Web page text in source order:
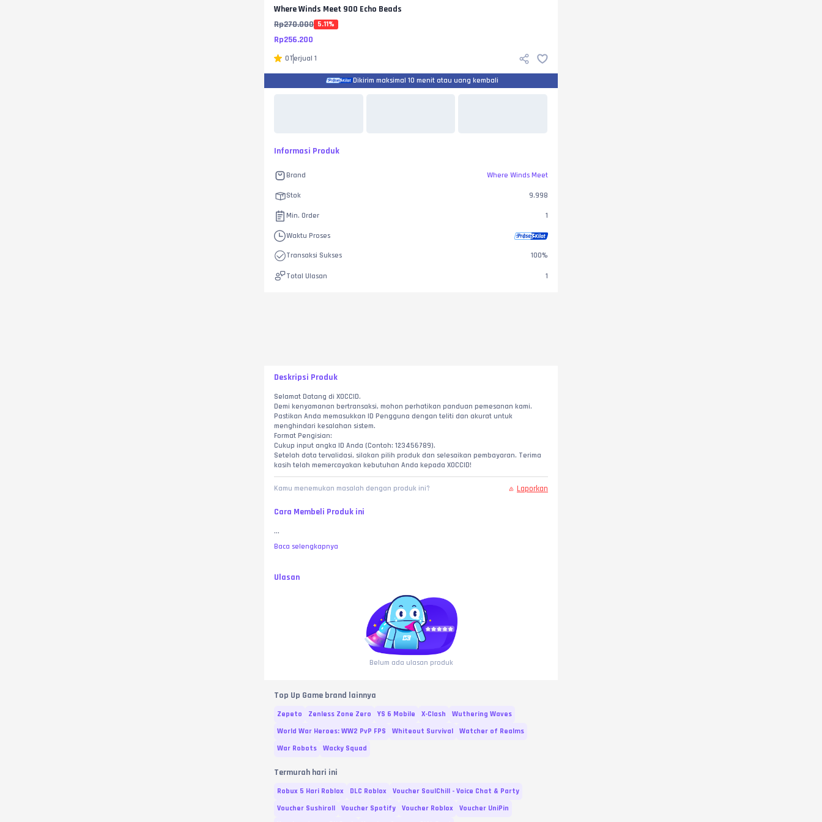
Where Winds Meet 900 Echo Beads
Rp270.000 5.11%
Rp256.200
0Terjual 1
Dikirim maksimal 10 menit atau uang kembali
Informasi Produk
Brand Where Winds Meet
Stok 9.998
Min. Order 1
Waktu Proses
Transaksi Sukses 100%
Total Ulasan 1
Deskripsi Produk
Selamat Datang di XOCCID.
Demi kenyamanan bertransaksi, mohon perhatikan panduan pemesanan kami.
Pastikan Anda memasukkan ID Pengguna dengan teliti dan akurat untuk
menghindari kesalahan sistem.
Format Pengisian:
Cukup input angka ID Anda (Contoh: 123456789).
Setelah data tervalidasi, silakan pilih produk dan selesaikan pembayaran. Terima
kasih telah memercayakan kebutuhan Anda kepada XOCCID!
Kamu menemukan masalah dengan produk ini? Laporkan
Cara Membeli Produk ini
...
Baca selengkapnya
Ulasan
Belum ada ulasan produk
Top Up Game brand lainnya
Zepeto Zenless Zone Zero YS 6 Mobile X-Clash
Wuthering Waves
World War Heroes: WW2 PvP FPS
Whiteout Survival
Watcher of Realms
War Robots
Wacky Squad
Termurah hari ini
Robux 5 Hari Roblox DLC Roblox
Voucher SoulChill - Voice Chat & Party
Voucher Sushiroll
Voucher Spotify Voucher Roblox
Voucher UniPin